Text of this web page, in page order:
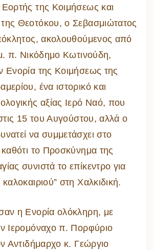
της Κοιμήσεως και
Θεοτόκου, ο Σεβασμιώτατος
ακολουθούμενος από
π. Νικόδημο Κωτινούδη,
Ενορία της Κοιμήσεως της
ένα ιστορικό και
αξίας Ιερό Ναό, που
15 του Αυγούστου, αλλά ο
να συμμετάσχει στο
το Προσκύνημα της
συνιστά το επίκεντρο για
στη Χαλκιδική.
η Ενορία ολόκληρη, με
Ιερομόναχο π. Πορφύριο
Αντιδήμαρχο κ. Γεώργιο